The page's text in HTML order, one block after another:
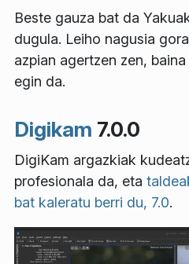
Beste gauza bat da
dugula. Leiho nagusia
azpian agertzen zen,
egin da.
Digikam 7.0.0
DigiKam argazkiak
profesionala da, eta
bat kaleratu berri du, 7.0.